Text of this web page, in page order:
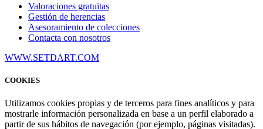
Valoraciones gratuitas
Gestión de herencias
Asesoramiento de colecciones
Contacta con nosotros
WWW.SETDART.COM
COOKIES
Utilizamos cookies propias y de terceros para fines analíticos y para
mostrarle información personalizada en base a un perfil elaborado a
partir de sus hábitos de navegación (por ejemplo, páginas visitadas).